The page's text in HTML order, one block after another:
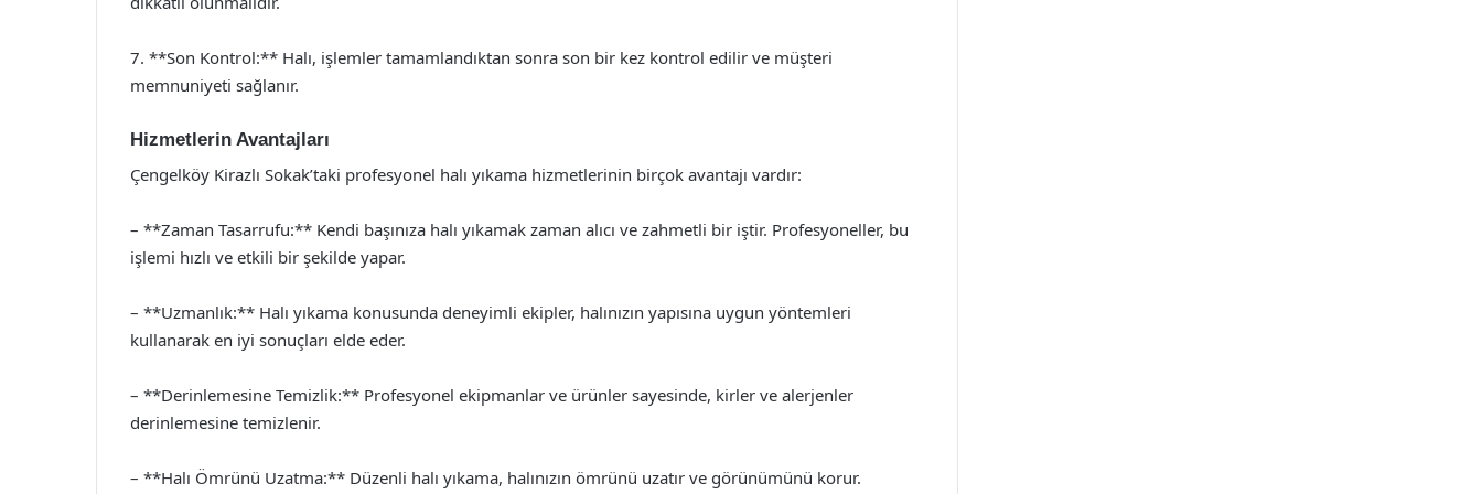
7. **Son Kontrol:** Halı, işlemler tamamlandıktan sonra son bir kez kontrol edilir ve müşteri
memnuniyeti sağlanır.
Hizmetlerin Avantajları
Çengelköy Kirazlı Sokak’taki profesyonel halı yıkama hizmetlerinin birçok avantajı vardır:
– **Zaman Tasarrufu:** Kendi başınıza halı yıkamak zaman alıcı ve zahmetli bir iştir. Profesyoneller, bu
işlemi hızlı ve etkili bir şekilde yapar.
– **Uzmanlık:** Halı yıkama konusunda deneyimli ekipler, halınızın yapısına uygun yöntemleri
kullanarak en iyi sonuçları elde eder.
– **Derinlemesine Temizlik:** Profesyonel ekipmanlar ve ürünler sayesinde, kirler ve alerjenler
derinlemesine temizlenir.
– **Halı Ömrünü Uzatma:** Düzenli halı yıkama, halınızın ömrünü uzatır ve görünümünü korur.